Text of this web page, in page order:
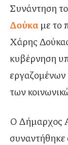
Συνάντηση
Δούκαμε το
Χάρης
κυβέρνηση
εργαζομένων
των
Ο Δήμαρχος
συναντήθηκε